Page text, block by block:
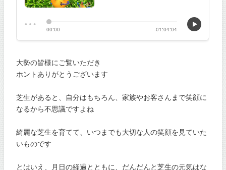
大勢の皆様にご覧いただき
ホントありがとうございます
芝生があると、自分はもちろん、家族やお客さんまで笑顔に
なるから不思議ですよね
綺麗な芝生を育てて、いつまでも大切な人の笑顔を見ていた
いものです
とはいえ、月日の経過とともに、だんだんと芝生の元気はな